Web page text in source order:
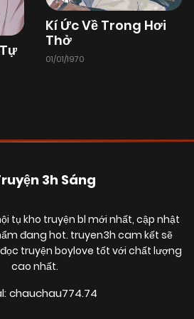
Kí Ức Về Trong Hơi
Thở
01/01/1970
3h Sáng
tụ kho truyện bl mới nhất, cập nhật
đang hot. truyen3h cam kết sẽ
truyện boylove tốt với chất lượng
cao nhất.
chauchau774.74